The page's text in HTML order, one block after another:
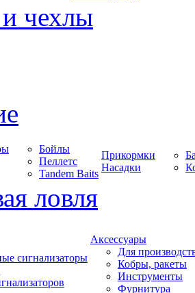
чехлы
Бойлы
Пеллетс
Tandem Baits
Прикормки
Насадки
ловля
сигнализаторы
Аксессуары
Для
Кобры, ракеты
Инструменты
Фурнитура